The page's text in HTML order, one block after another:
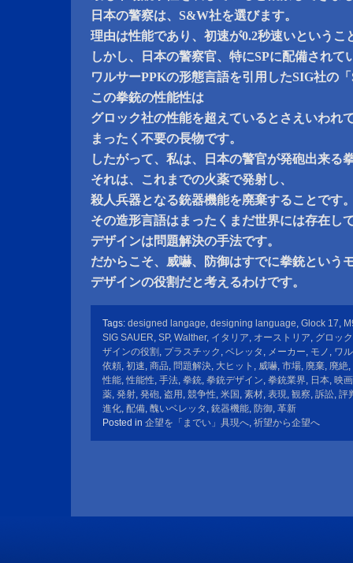
日本の警察は、S&W社を選びます。
理由は性能であり、初速が0.2秒速いというこ
しかし、日本の警察官、特にSPに配備されて
ワルサーPPKの形態言語を引用したSIG社の
この拳銃の性能性は
グロック社の性能を超えているとさえいわれ
まったく不要の長物です。
したがって、私は、日本の警官が発砲出来る
それは、これまでの火薬で発射し、
殺人兵器となる銃器機能を廃棄することです
その造形言語はまったくまだ世界には存在し
デザインは問題解決の手法です。
だからこそ、威嚇、防御はすでに拳銃という
デザインの役割だと考えるわけです。
Tags: designed langage, designing language, Glock 17,
SIG SAUER, SP, Walther, イタリア, オーストリア, グロック
ザインの役割 , プラスチック , ベレッタ , メーカー, モノ , ワ
依頼, 初速, 商品, 問題解決, 大ヒット , 威嚇, 市場, 廃棄, 廃絶,
性能,性能性, 手法, 拳銃, 拳銃デザイン, 拳銃業界, 日本, 映画
薬, 発射, 発砲, 盗用 , 競争性, 米国 , 素材, 表現, 観察, 訴訟, 評
進化, 配備, 醜いベレッタ , 銃器機能, 防御, 革新
Posted in 企望を「までい」具現へ, 祈望から企望へ